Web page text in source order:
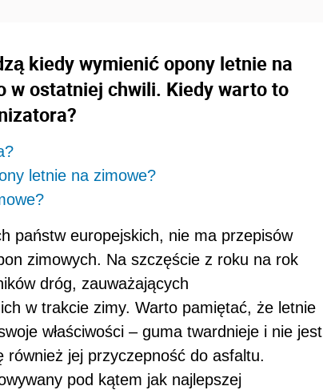
kiedy wymienić opony letnie na
w ostatniej chwili. Kiedy warto to
letnie na zimowe?
państw europejskich, nie ma przepisów
zimowych. Na szczęście z roku na rok
dróg, zauważających
w trakcie zimy. Warto pamiętać, że letnie
właściwości – guma twardnieje i nie jest
jej przyczepność do asfaltu.
pod kątem jak najlepszej